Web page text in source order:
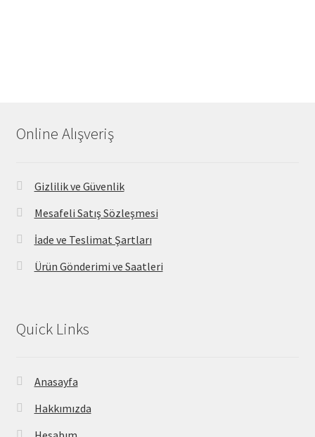
Online Alışveriş
Gizlilik ve Güvenlik
Mesafeli Satış Sözleşmesi
İade ve Teslimat Şartları
Ürün Gönderimi ve Saatleri
Quick Links
Anasayfa
Hakkımızda